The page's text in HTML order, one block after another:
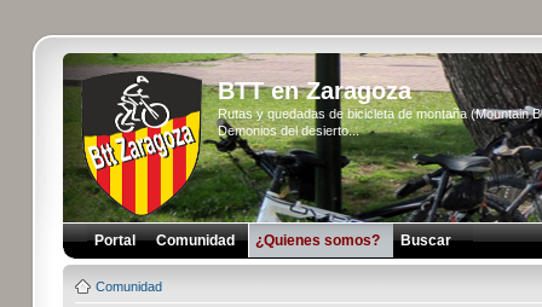
BTT en Zaragoza
Rutas y quedadas de bicicleta de montaña (Mountain
Demonios del desierto...
Portal Comunidad ¿Quienes somos? Buscar
Comunidad